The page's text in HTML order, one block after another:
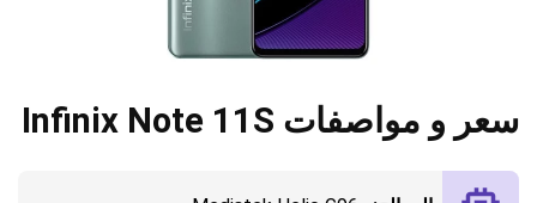
سعر و مواصفات Infinix Note 11S